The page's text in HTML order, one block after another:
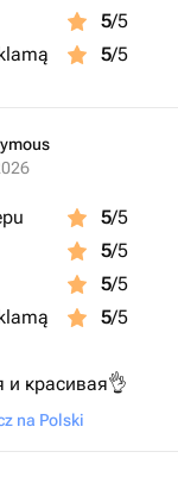
5/5
5/5
5/5
5/5
5/5
5/5
и красивая👌
na Polski